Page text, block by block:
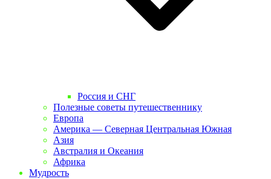
Россия и СНГ
Полезные советы путешественнику
Европа
Америка — Северная Центральная Южная
Азия
Австралия и Океания
Африка
Мудрость